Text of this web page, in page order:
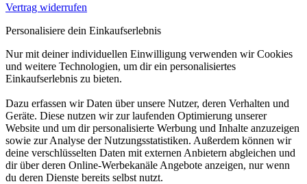
Vertrag widerrufen
Personalisiere dein Einkaufserlebnis
Nur mit deiner individuellen Einwilligung verwenden wir Cookies
und weitere Technologien, um dir ein personalisiertes
Einkaufserlebnis zu bieten.
Dazu erfassen wir Daten über unsere Nutzer, deren Verhalten und
Geräte. Diese nutzen wir zur laufenden Optimierung unserer
Website und um dir personalisierte Werbung und Inhalte anzuzeigen
sowie zur Analyse der Nutzungsstatistiken. Außerdem können wir
deine verschlüsselten Daten mit externen Anbietern abgleichen und
dir über deren Online-Werbekanäle Angebote anzeigen, nur wenn
du deren Dienste bereits selbst nutzt.